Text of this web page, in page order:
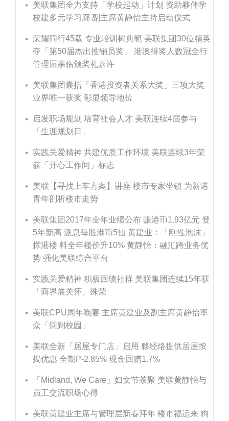
美联集团全力支持「学校起动」计划 资助夥伴学
校建多元学习廊 副主席黄静怡主持启动仪式
荣耀同行45载 专业培训树典範 美联集团30位精英
夺「第50届杰出推销员奖」 港澳得奖人数冠全行
管理层亲临颁奖礼嘉许
美联集团囊括「香港投资者关系大奖」三项大奖
业界唯一获奖 彰显领导地位
启发职场规划 培育社会人才 美联连续4届参与
「生涯规划日」
实践关爱精神 共建优质工作环境 美联连续3年荣
获「开心工作间」标志
美联【寻找上车方案】讲座 楼市专家坐镇 为新港
青年剖析楼市走势
美联集团2017年全年业绩公布 赚港币1.93亿元 登
5年新高 派息每股港币5仙 黄建业：「刚性泡沫」
撑港楼 料全年楼价升10% 黄静怡：融汇跨业务优
势 强化美联综合平台
实践关爱精神 积极回馈社群 美联集团连续15年获
「商界展关怀」殊荣
美联CPU周年晚宴 主席黄建业及副主席黄静怡率
众「回到校园」
美联全新「居屋专门店」启用 夥经络提供居屋按
揭优惠 全期P-2.85% 现金回赠1.7%
「Midland, We Care」妇女节茶聚 美联黄静怡与
员工交流职场心得
美联黄建业主席与管理层新春拜年 楼市福运来 狗